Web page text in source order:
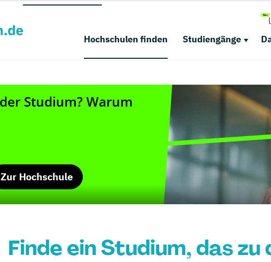
Hochschulen finden Studiengänge
Zur Hochschule
Finde ein Studium, das